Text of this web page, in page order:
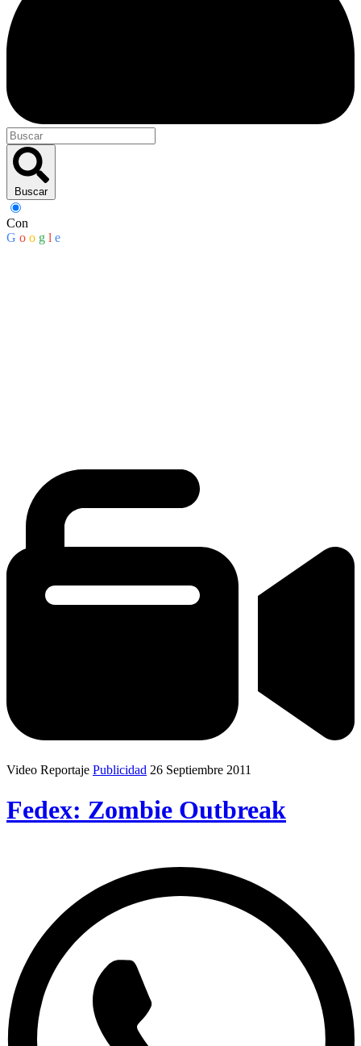
Buscar
Con
G o o g l e
Video Reportaje Publicidad 26 Septiembre 2011
Fedex: Zombie Outbreak